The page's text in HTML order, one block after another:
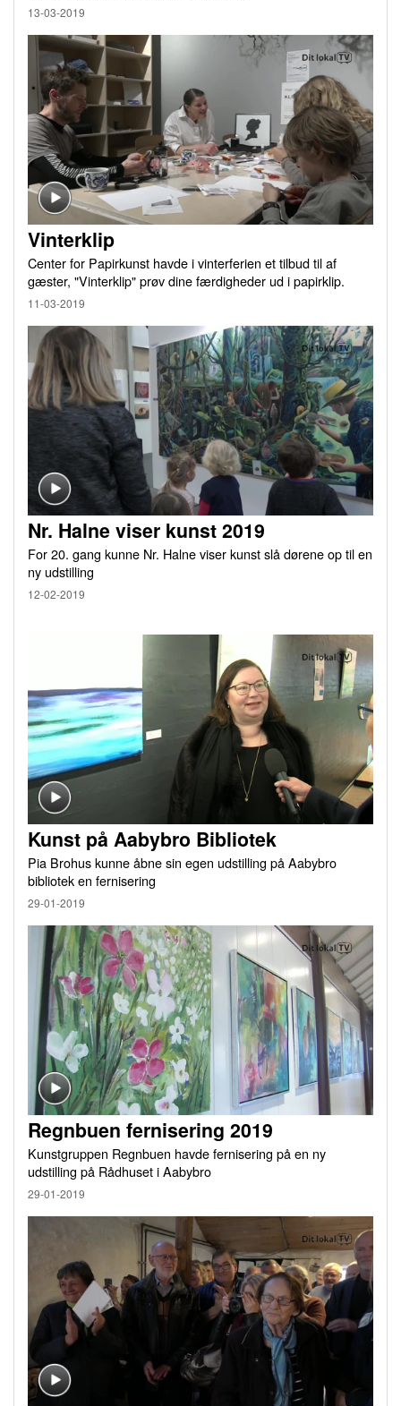
13-03-2019
Vinterklip
Center for Papirkunst havde i vinterferien et tilbud til af
gæster, "Vinterklip" prøv dine færdigheder ud i papirklip.
11-03-2019
Nr. Halne viser kunst 2019
For 20. gang kunne Nr. Halne viser kunst slå dørene op til en
ny udstilling
12-02-2019
Kunst på Aabybro Bibliotek
Pia Brohus kunne åbne sin egen udstilling på Aabybro
bibliotek en fernisering
29-01-2019
Regnbuen fernisering 2019
Kunstgruppen Regnbuen havde fernisering på en ny
udstilling på Rådhuset i Aabybro
29-01-2019